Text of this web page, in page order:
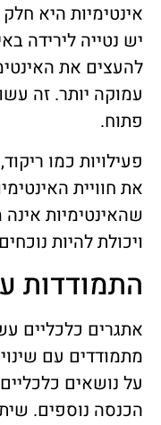
אינטימיות היא
יש נטייה לירידה
להעצים את
עמוקה יותר. זה
פתוח.
פעילויות כמו
את חוויית
שהאינטימיות
ויכולת להיות
התמודדות
אתגרים כלכליים
מתמודדים עם
על נושאים
הכנסה נוספים.